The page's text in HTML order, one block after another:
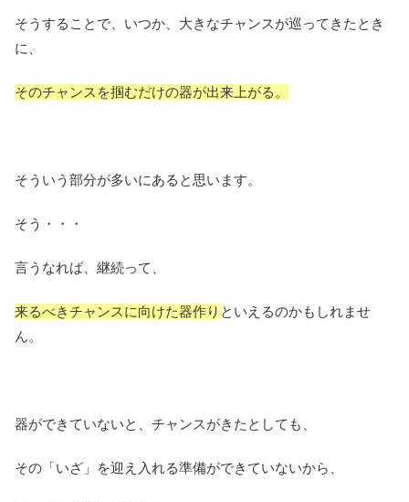
そうすることで、いつか、大きなチャンスが巡ってきたとき
に、
そのチャンスを掴むだけの器が出来上がる。
そういう部分が多いにあると思います。
そう・・・
言うなれば、継続って、
来るべきチャンスに向けた器作り といえるのかもしれませ
ん。
器ができていないと、チャンスがきたとしても、
その「いざ」を迎え入れる準備ができていないから、